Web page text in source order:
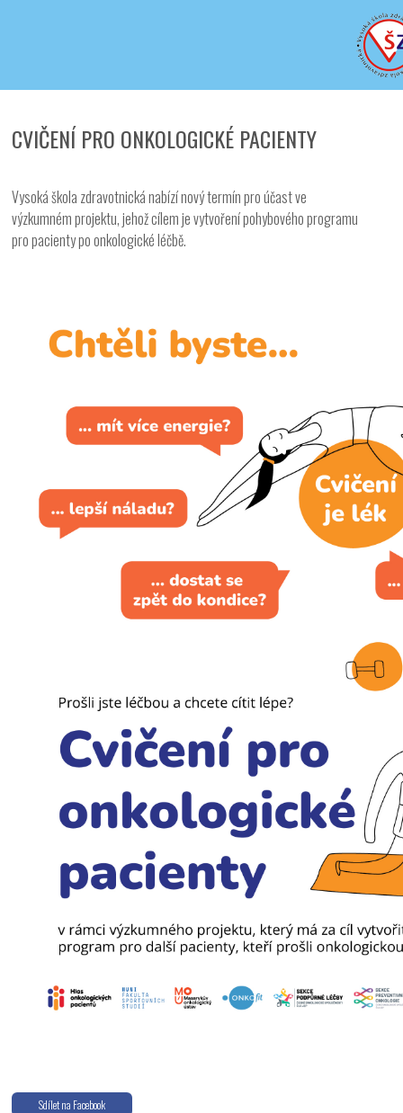
CVIČENÍ PRO ONKOLOGICKÉ PACIENTY
Vysoká škola zdravotnická nabízí nový termín pro účast ve
výzkumném projektu, jehož cílem je vytvoření pohybového programu
pro pacienty po onkologické léčbě.
Sdílet na Facebook